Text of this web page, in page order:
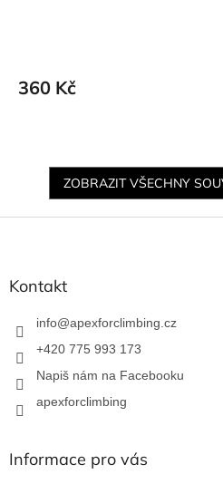
360 Kč
ZOBRAZIT VŠECHNY
Z
Kontakt
info@apexforclimbing.cz
+420 775 993 173
Napiš nám na Facebooku
apexforclimbing
Informace pro vás